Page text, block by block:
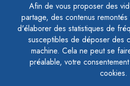
Afin de vous proposer des
partage, des contenus
d'élaborer des statistiques de
susceptibles de déposer des
machine. Cela ne peut se
préalable, votre
cookies.
ACCESSIBILITÉ -
PLAN DU
MENTIONS
CONTACTER LE DÉLÉGUÉ À LA
GESTION DES